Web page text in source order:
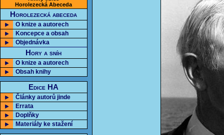
Horolezecká Abeceda
Horolezecká abeceda
O knize a autorech
Koncepce a obsah
Objednávka
Hory a sníh
O knize a autorech
Obsah knihy
Edice HA
Články autorů jinde
Errata
Doplňky
Materiály ke stažení